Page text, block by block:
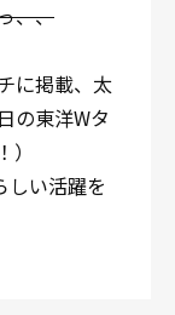
、、
に掲載、太
の東洋Wタ
い活躍を